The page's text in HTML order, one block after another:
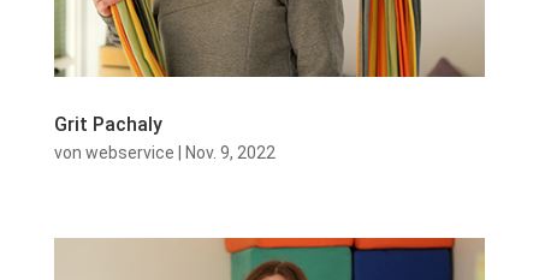
Grit Pachaly
von webservice Nov. 9, 2022